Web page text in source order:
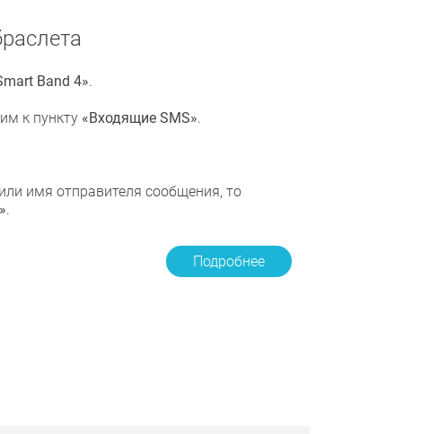
Band 4».
к пункту «Входящие SMS».
имя отправителя сообщения, то
.
Подробнее